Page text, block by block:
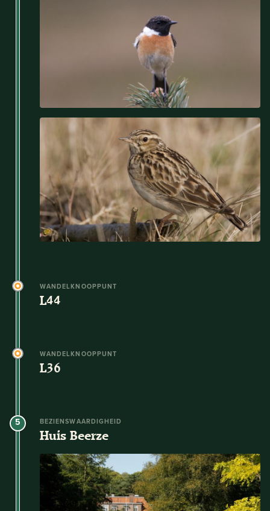
WANDELKNOOPPUNT
L44
WANDELKNOOPPUNT
L36
5 BEZIENSWAARDIGHEID
Huis Beerze